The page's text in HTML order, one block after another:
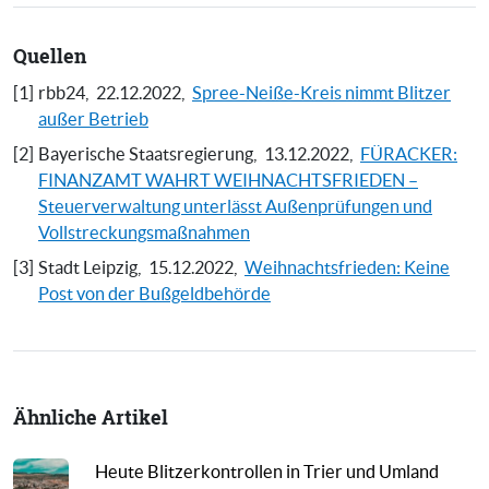
Quellen
[1] rbb24, 22.12.2022, Spree-Neiße-Kreis nimmt Blitzer
außer Betrieb
[2] Bayerische Staatsregierung, 13.12.2022,
FÜRACKER:
FINANZAMT WAHRT WEIHNACHTSFRIEDEN –
Steuerverwaltung unterlässt Außenprüfungen und
Vollstreckungsmaßnahmen
[3] Stadt Leipzig, 15.12.2022, Weihnachtsfrieden: Keine
Post von der Bußgeldbehörde
Ähnliche Artikel
Heute Blitzerkontrollen in Trier und Umland